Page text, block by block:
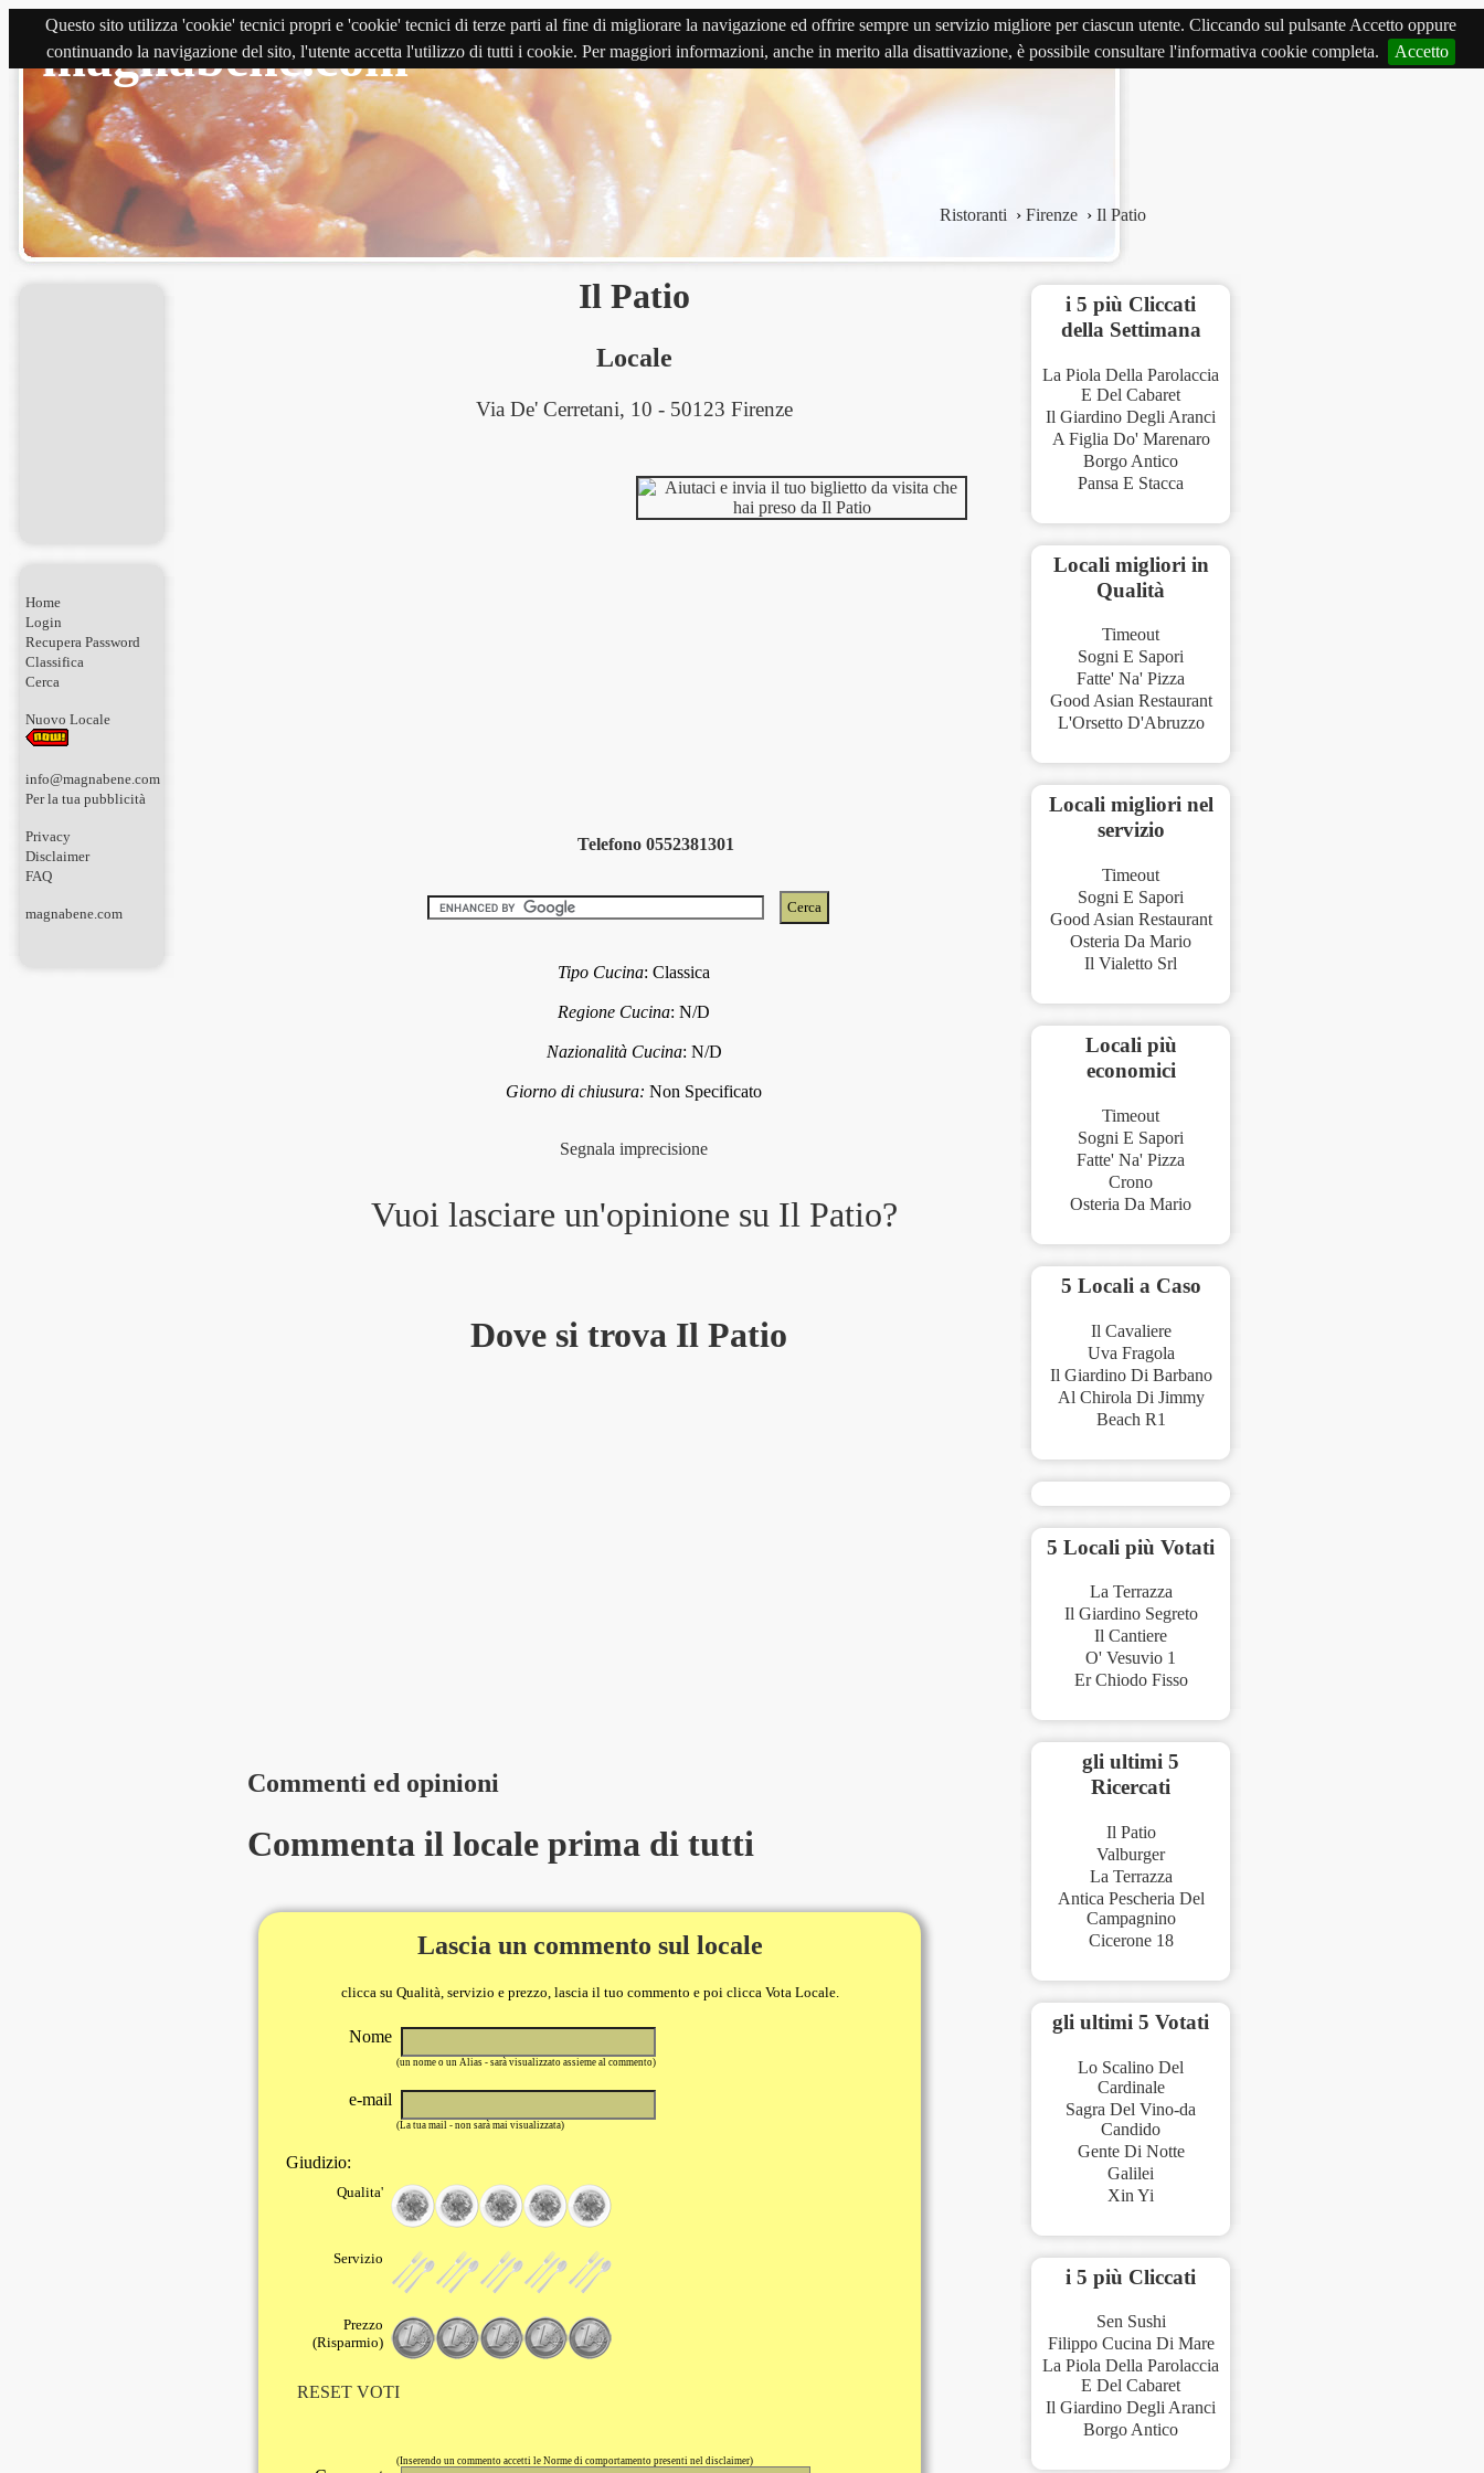
Questo sito utilizza 'cookie' tecnici propri e 'cookie' tecnici di terze parti al fine di migliorare la navigazione ed offrire sempre un servizio migliore per ciascun utente. Cliccando sul pulsante Accetto oppure
continuando la navigazione del sito, l'utente accetta l'utilizzo di tutti i cookie. Per maggiori informazioni, anche in merito alla disattivazione, è possibile consultare l'informativa cookie completa.
Accetto
magnabene.com
Ristoranti › Firenze › Il Patio
Home
Login
Recupera Password
Classifica
Cerca
Nuovo Locale
info@magnabene.com
Per la tua pubblicità
Privacy
Disclaimer
FAQ
magnabene.com
Il Patio
Locale
Via De' Cerretani, 10 - 50123 Firenze
Telefono 0552381301
Tipo Cucina:Classica
Regione Cucina:N/D
Nazionalità Cucina: N/D
Giorno di chiusura:Non Specificato
Segnala imprecisione
Vuoi lasciare un'opinione su Il Patio?
Dove si trova Il Patio
Commenti ed opinioni
Commenta il locale prima di tutti
Lascia un commento sul locale
clicca su Qualità, servizio e prezzo, lascia il tuo commento e poi clicca Vota Locale.
Nome
(un nome o un Alias - sarà visualizzato assieme al commento)
e-mail
(La tua mail - non sarà mai visualizzata)
Giudizio:
Qualita'
Servizio
Prezzo
(Risparmio)
RESET VOTI
(Inserendo un commento accetti le Norme di comportamento presenti nel disclaimer)
i 5 più Cliccati
della Settimana
La Piola Della Parolaccia
E Del Cabaret
Il Giardino Degli Aranci
A Figlia Do' Marenaro
Borgo Antico
Pansa E Stacca
Locali migliori in
Qualità
Timeout
Sogni E Sapori
Fatte' Na' Pizza
Good Asian Restaurant
L'Orsetto D'Abruzzo
Locali migliori nel
servizio
Timeout
Sogni E Sapori
Good Asian Restaurant
Osteria Da Mario
Il Vialetto Srl
Locali più
economici
Timeout
Sogni E Sapori
Fatte' Na' Pizza
Crono
Osteria Da Mario
5 Locali a Caso
Il Cavaliere
Uva Fragola
Il Giardino Di Barbano
Al Chirola Di Jimmy
Beach R1
5 Locali più Votati
La Terrazza
Il Giardino Segreto
Il Cantiere
O' Vesuvio 1
Er Chiodo Fisso
gli ultimi 5
Ricercati
Il Patio
Valburger
La Terrazza
Antica Pescheria Del
Campagnino
Cicerone 18
gli ultimi 5 Votati
Lo Scalino Del
Cardinale
Sagra Del Vino-da
Candido
Gente Di Notte
Galilei
Xin Yi
i 5 più Cliccati
Sen Sushi
Filippo Cucina Di Mare
La Piola Della Parolaccia
E Del Cabaret
Il Giardino Degli Aranci
Borgo Antico